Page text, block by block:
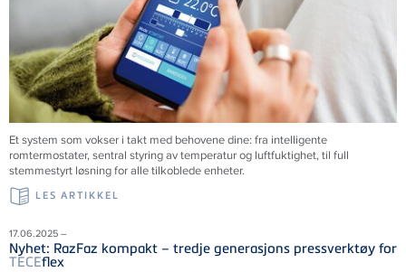
Et system som vokser i takt med behovene dine: fra intelligente
romtermostater, sentral styring av temperatur og luftfuktighet, til full
stemmestyrt løsning for alle tilkoblede enheter.
LES ARTIKKEL
17.06.2025 –
Nyhet: RazFaz kompakt – tredje generasjons pressverktøy for
TECEflex